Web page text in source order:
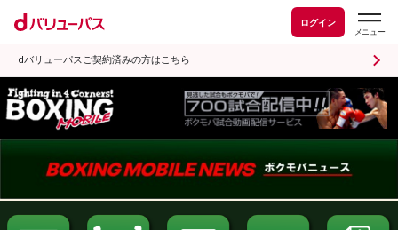
ログイン
dバリューパスご契約済みの方はこちら